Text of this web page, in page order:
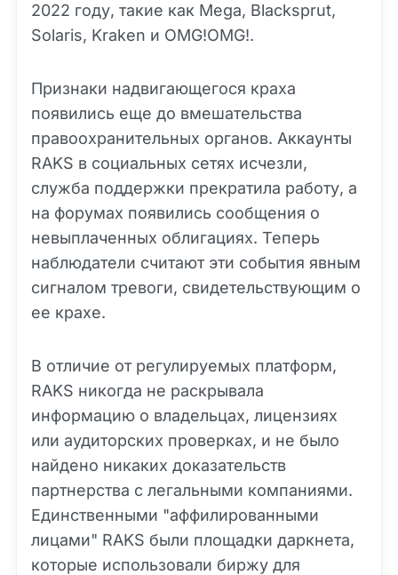
2022 году, такие как Mega, Blacksprut,
Solaris, Kraken и OMG!OMG!.
Признаки надвигающегося краха
появились еще до вмешательства
правоохранительных органов. Аккаунты
RAKS в социальных сетях исчезли,
служба поддержки прекратила работу, а
на форумах появились сообщения о
невыплаченных облигациях. Теперь
наблюдатели считают эти события явным
сигналом тревоги, свидетельствующим о
ее крахе.
В отличие от регулируемых платформ,
RAKS никогда не раскрывала
информацию о владельцах, лицензиях
или аудиторских проверках, и не было
найдено никаких доказательств
партнерства с легальными компаниями.
Единственными "аффилированными
лицами" RAKS были площадки даркнета,
которые использовали биржу для